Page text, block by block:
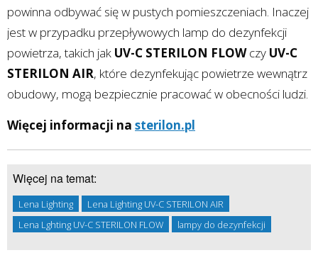
powinna odbywać się w pustych pomieszczeniach. Inaczej
jest w przypadku przepływowych lamp do dezynfekcji
powietrza, takich jak UV-C STERILON FLOWczy UV-C
STERILON AIR, które dezynfekując powietrze wewnątrz
obudowy, mogą bezpiecznie pracować w obecności ludzi.
Więcej informacji na sterilon.pl
Więcej na temat:
Lena Lighting
Lena Lighting UV-C STERILON AIR
Lena Lghting UV-C STERILON FLOW
lampy do dezynfekcji